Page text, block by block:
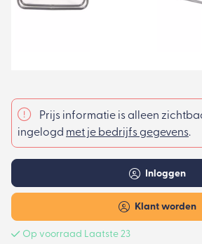
Op voorraad Laatste 23
Prijs informatie is alleen
ingelogd met je bedrijfs gegevens.
Inloggen
Klant worden